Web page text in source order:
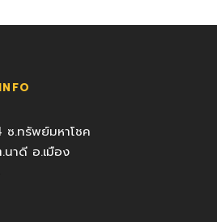
ซ.ทรัพย์มหาโชค
นาดี อ.เมือง